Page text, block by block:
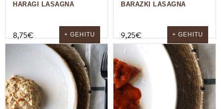
HARAGI LASAGNA
8,75€ + GEHITU
BARAZKI LASAGNA
9,25€ + GEHITU